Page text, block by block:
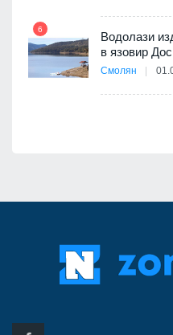
6
Водолази
в язовир
Смолян